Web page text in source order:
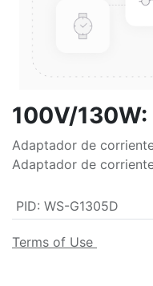
100V/
Adaptador de
Adaptador de
PID: WS-G1305D
Terms of Use